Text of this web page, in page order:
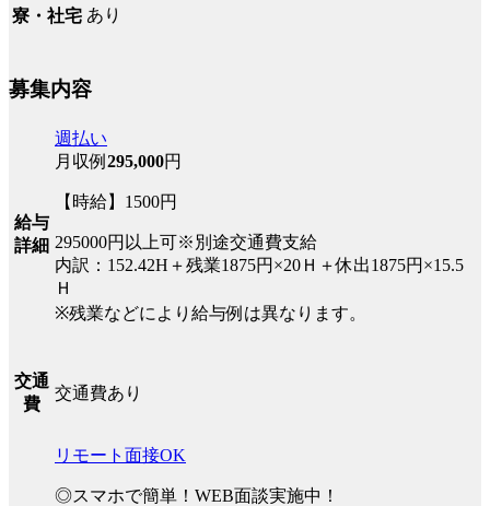
寮・社宅 あり
募集内容
給与
詳細
週払い
月収例 295,000円
【時給】1500円
295000円以上可※別途交通費支給
内訳：152.42H＋残業1875円×20Ｈ＋休出1875円×15.5
Ｈ
※残業などにより給与例は異なります。
交通
費
交通費あり
リモート面接OK
◎スマホで簡単！WEB面談実施中！